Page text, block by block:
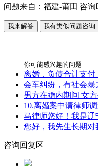
问题来自： 福建-莆田 咨询
我来解答 我有类似问题咨询
你可能感兴趣的问题
离婚，负债合计支付
会车纠纷，有社会暴
男方在婚内期间 女
10.离婚案中请律师
马律师您好！我是辽
您好，我先生长期对
咨询回复区